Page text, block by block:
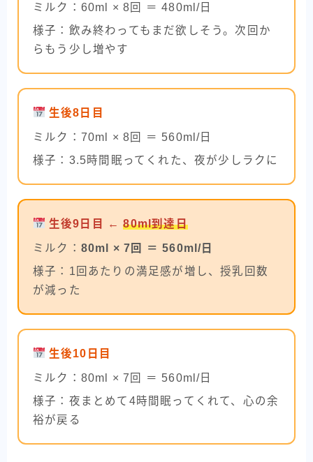
ミルク：60ml × 8回 ＝ 480ml/日
様子：飲み終わってもまだ欲しそう。次回か
らもう少し増やす
生後8日目
ミルク：70ml × 8回 ＝ 560ml/日
様子：3.5時間眠ってくれた、夜が少しラクに
生後9日目 ←80ml到達日
ミルク： 80ml × 7回 ＝ 560ml/日
様子：1回あたりの満足感が増し、授乳回数
が減った
生後10日目
ミルク：80ml × 7回 ＝ 560ml/日
様子：夜まとめて4時間眠ってくれて、心の余
裕が戻る